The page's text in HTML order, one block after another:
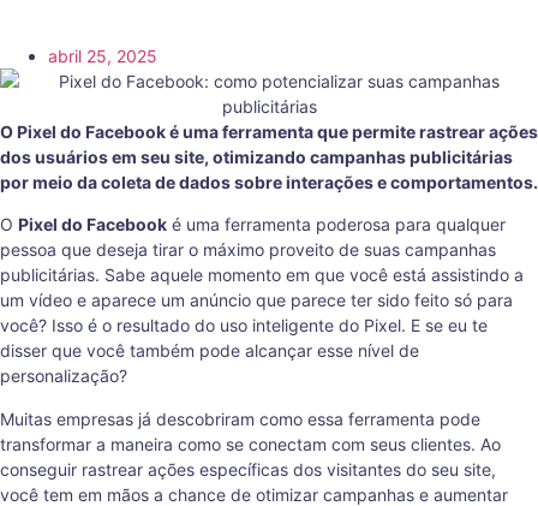
abril 25, 2025
O Pixel do Facebook é uma ferramenta que permite rastrear ações
dos usuários em seu site, otimizando campanhas publicitárias
por meio da coleta de dados sobre interações e comportamentos.
O Pixel do Facebook é uma ferramenta poderosa para qualquer
pessoa que deseja tirar o máximo proveito de suas campanhas
publicitárias. Sabe aquele momento em que você está assistindo a
um vídeo e aparece um anúncio que parece ter sido feito só para
você? Isso é o resultado do uso inteligente do Pixel. E se eu te
disser que você também pode alcançar esse nível de
personalização?
Muitas empresas já descobriram como essa ferramenta pode
transformar a maneira como se conectam com seus clientes. Ao
conseguir rastrear ações específicas dos visitantes do seu site,
você tem em mãos a chance de otimizar campanhas e aumentar